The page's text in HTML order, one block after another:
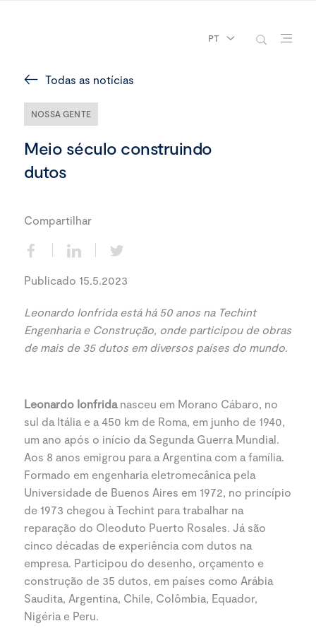
PT
Todas as notícias
NOSSA GENTE
Meio século construindo
dutos
Compartilhar
Publicado 15.5.2023
Leonardo Ionfrida está há 50 anos na Techint
Engenharia e Construção, onde participou de obras
de mais de 35 dutos em diversos países do mundo.
Leonardo Ionfridanasceu em Morano Cábaro, no
sul da Itália e a 450 km de Roma, em junho de 1940,
um ano após o início da Segunda Guerra Mundial.
Aos 8 anos emigrou para a Argentina com a família.
Formado em engenharia eletromecânica pela
Universidade de Buenos Aires em 1972, no princípio
de 1973 chegou à Techint para trabalhar na
reparação do Oleoduto Puerto Rosales. Já são
cinco décadas de experiência com dutos na
empresa. Participou do desenho, orçamento e
construção de 35 dutos, em países como Arábia
Saudita, Argentina, Chile, Colômbia, Equador,
Nigéria e Peru.